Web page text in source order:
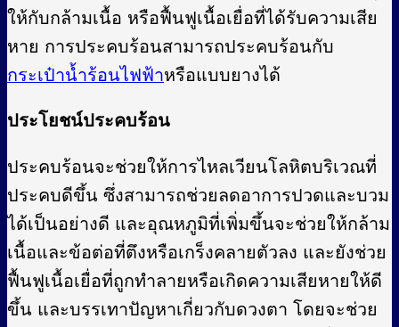
ให้กับกล้ามเนื้อ หรือฟื้นฟูเนื้อเยื่อที่ได้รับความเสีย
หาย การประคบร้อนสามารถประคบร้อนกับ
กระเป๋าน้ำร้อนไฟฟ้าหรือแบบยางได้
ประโยชน์ประคบร้อน
ประคบร้อนจะช่วยให้การไหลเวียนโลหิตบริเวณที่
ประคบดีขึ้น ซึ่งสามารถช่วยลดอาการปวดและบวม
ได้เป็นอย่างดี และอุณหภูมิที่เพิ่มขึ้นจะช่วยให้กล้าม
เนื้อและข้อต่อที่ตึงหรือเกร็งคลายตัวลง และยังช่วย
ฟื้นฟูเนื้อเยื่อที่ถูกทำลายหรือเกิดความเสียหายให้ดี
ขึ้น และบรรเทาปัญหาเกี่ยวกับดวงตา โดยจะช่วย